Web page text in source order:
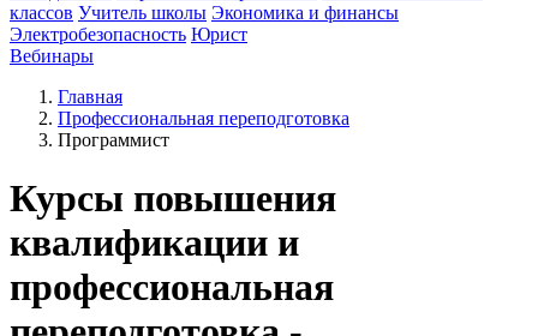
классов Учитель школы Экономика и финансы
Электробезопасность Юрист
Вебинары
Главная
Профессиональная переподготовка
Программист
Курсы повышения
квалификации и
профессиональная